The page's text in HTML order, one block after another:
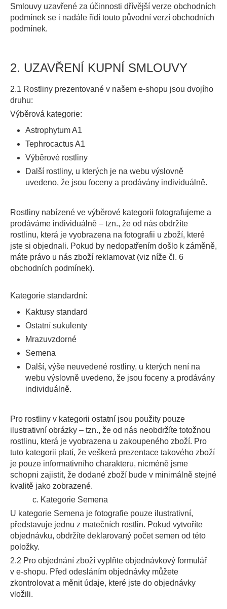
Smlouvy uzavřené za účinnosti dřívější verze obchodních
podmínek se i nadále řídí touto původní verzí obchodních
podmínek.
2. UZAVŘENÍ KUPNÍ SMLOUVY
2.1 Rostliny prezentované v našem e-shopu jsou dvojího
druhu:
Výběrová kategorie:
Astrophytum A1
Tephrocactus A1
Výběrové rostliny
Další rostliny, u kterých je na webu výslovně
uvedeno, že jsou foceny a prodávány individuálně.
Rostliny nabízené ve výběrové kategorii fotografujeme a
prodáváme individuálně – tzn., že od nás obdržíte
rostlinu, která je vyobrazena na fotografii u zboží, které
jste si objednali. Pokud by nedopatřením došlo k záměně,
máte právo u nás zboží reklamovat (viz níže čl. 6
obchodních podmínek).
Kategorie standardní:
Kaktusy standard
Ostatní sukulenty
Mrazuvzdorné
Semena
Další, výše neuvedené rostliny, u kterých není na
webu výslovně uvedeno, že jsou foceny a prodávány
individuálně.
Pro rostliny v kategorii ostatní jsou použity pouze
ilustrativní obrázky – tzn., že od nás neobdržíte totožnou
rostlinu, která je vyobrazena u zakoupeného zboží. Pro
tuto kategorii platí, že veškerá prezentace takového zboží
je pouze informativního charakteru, nicméně jsme
schopni zajistit, že dodané zboží bude v minimálně stejné
kvalitě jako zobrazené.
c. Kategorie Semena
U kategorie Semena je fotografie pouze ilustrativní,
představuje jednu z matečních rostlin. Pokud vytvoříte
objednávku, obdržíte deklarovaný počet semen od této
položky.
2.2 Pro objednání zboží vyplňte objednávkový formulář
v e-shopu. Před odesláním objednávky můžete
zkontrolovat a měnit údaje, které jste do objednávky
vložili.